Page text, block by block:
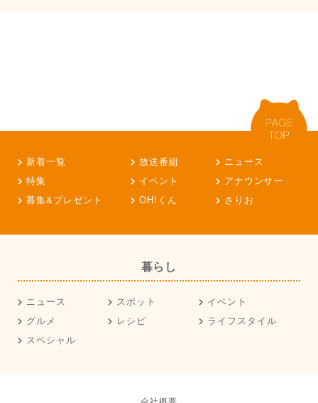
新着一覧 放送番組
ニュース
特集
イベント
アナウンサー
募集&プレゼント
OH!くん さりお
暮らし
ニュース スポット
イベント
グルメ
レシピ
ライフスタイル
スペシャル